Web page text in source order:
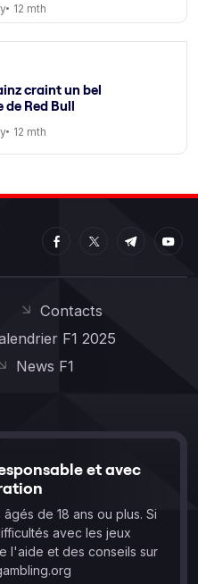
12 mth
craint un bel
Red Bull
12 mth
Contacts
F1 2025
News F1
et avec
de 18 ans ou plus. Si
avec les jeux
l'aide et des conseils sur